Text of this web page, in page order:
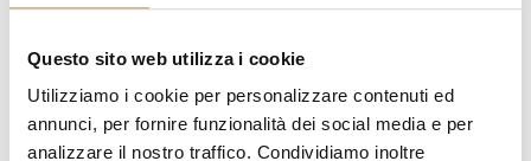
Questo sito web utilizza i cookie
Utilizziamo i cookie per personalizzare contenuti ed
annunci, per fornire funzionalità dei social media e per
analizzare il nostro traffico. Condividiamo inoltre
PRIX SUR DEMANDE
AVEZ-VOUS DES QUESTIONS SUR CETTE PIÈCE? NOUS